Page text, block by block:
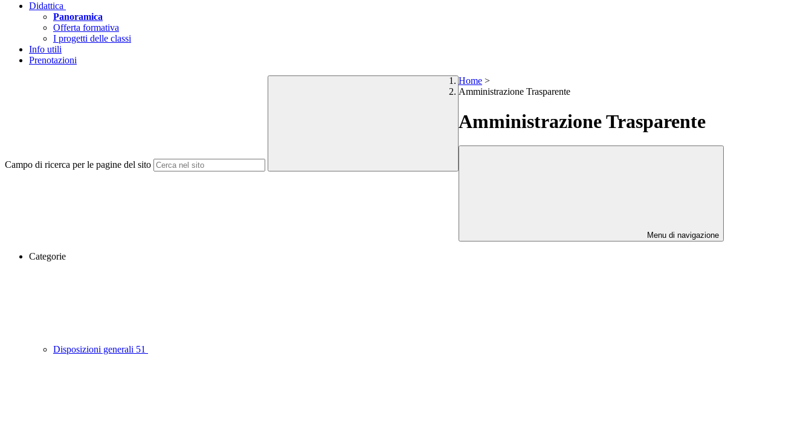
Didattica
Panoramica
Offerta formativa
I progetti delle classi
Info utili
Prenotazioni
Campo di ricerca per le pagine del sito
Home >
Amministrazione Trasparente
Amministrazione Trasparente
Menu di navigazione
Categorie
Disposizioni generali 51